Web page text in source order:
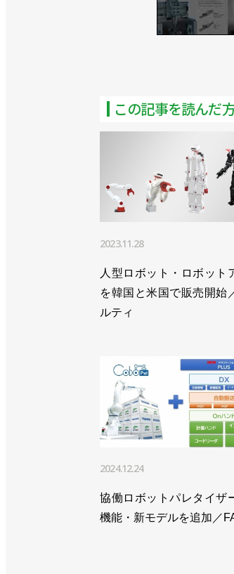
この記事を読んだ
2023.11.28
人型ロボット・ロボット
を韓国と米国で販売開始
ルティ
2024.12.24
協働ロボットパレタイザ
機能・新モデルを追加／